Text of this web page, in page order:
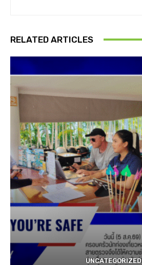
RELATED ARTICLES
UNCATEGORIZED